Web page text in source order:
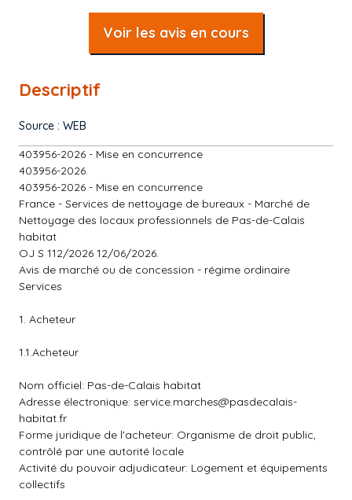
Voir les avis en cours
Descriptif
Source : WEB
403956-2026 - Mise en concurrence
403956-2026.
403956-2026 - Mise en concurrence
France - Services de nettoyage de bureaux - Marché de
Nettoyage des locaux professionnels de Pas-de-Calais
habitat
OJ S 112/2026 12/06/2026.
Avis de marché ou de concession - régime ordinaire
Services
1. Acheteur
1.1.Acheteur
Nom officiel: Pas-de-Calais habitat
Adresse électronique: service.marches@pasdecalais-
habitat.fr
Forme juridique de l'acheteur: Organisme de droit public,
contrôlé par une autorité locale
Activité du pouvoir adjudicateur: Logement et équipements
collectifs